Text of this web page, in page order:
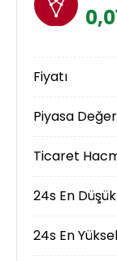
Fiyatı
Piyasa
Ticaret
24s En Düşük
24s En